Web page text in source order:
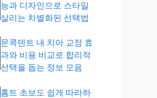
능과 디자인으로 스타일
살리는 차별화된 선택법
문콕덴트 내 치아 교정 효
과와 비용 비교로 합리적
선택을 돕는 정보 모음
홈트 초보도 쉽게 따라하